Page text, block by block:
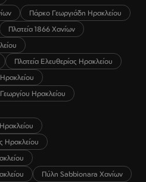
Πάρκο Γεωργιάδη Ηρακλείου
Πλατεία 1866 Χανίων
Πλατεία Ελευθερίας Ηρακλείου
Ηρακλείου
Ηρακλείου
Πύλη Sabbionara Χανίων